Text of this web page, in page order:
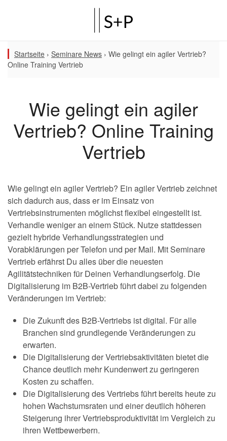
Startseite › Seminare News › Wie gelingt ein agiler Vertrieb?
Online Training Vertrieb
Wie gelingt ein agiler
Vertrieb? Online Training
Vertrieb
Wie gelingt ein agiler Vertrieb? Ein agiler Vertrieb zeichnet
sich dadurch aus, dass er im Einsatz von
Vertriebsinstrumenten möglichst flexibel eingestellt ist.
Verhandle weniger an einem Stück. Nutze stattdessen
gezielt hybride Verhandlungsstrategien und
Vorabklärungen per Telefon und per Mail. Mit Seminare
Vertrieb erfährst Du alles über die neuesten
Agilitätstechniken für Deinen Verhandlungserfolg. Die
Digitalisierung im B2B-Vertrieb führt dabei zu folgenden
Veränderungen im Vertrieb:
Die Zukunft des B2B-Vertriebs ist digital. Für alle
Branchen sind grundlegende Veränderungen zu
erwarten.
Die Digitalisierung der Vertriebsaktivitäten bietet die
Chance deutlich mehr Kundenwert zu geringeren
Kosten zu schaffen.
Die Digitalisierung des Vertriebs führt bereits heute zu
hohen Wachstumsraten und einer deutlich höheren
Steigerung ihrer Vertriebsproduktivität im Vergleich zu
ihren Wettbewerbern.